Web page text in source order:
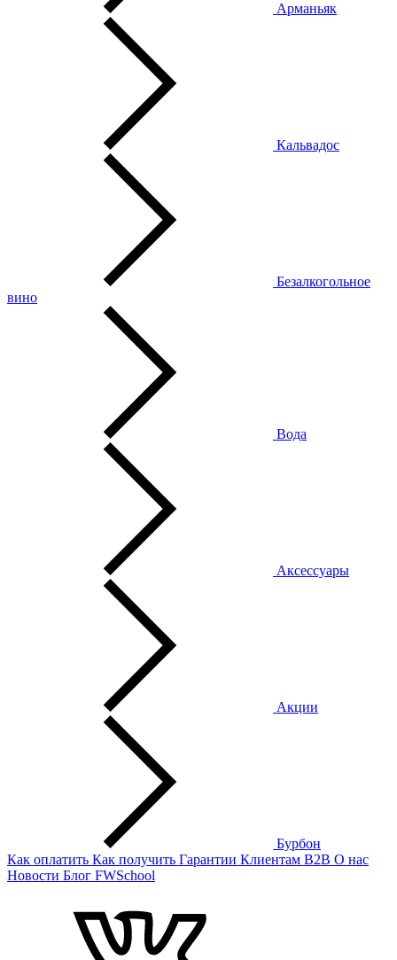
Арманьяк
Кальвадос
Безалкогольное
вино
Вода
Аксессуары
Акции
Бурбон
Как оплатить Как получить Гарантии Клиентам B2B О нас
Новости Блог FWSchool